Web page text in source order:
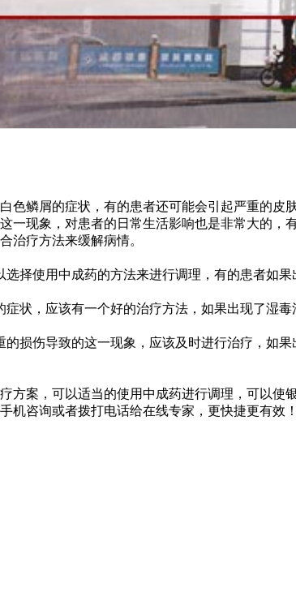
色鳞屑的症状，有的患者还可能会引起严重的
一现象，对患者的日常生活影响也是非常大的
治疗方法来缓解病情。
择使用中成药的方法来进行调理，有的患者如
状，应该有一个好的治疗方法，如果出现了湿
损伤导致的这一现象，应该及时进行治疗，如
案，可以适当的使用中成药进行调理，可以使
机咨询或者拨打电话给在线专家，更快捷更有效！